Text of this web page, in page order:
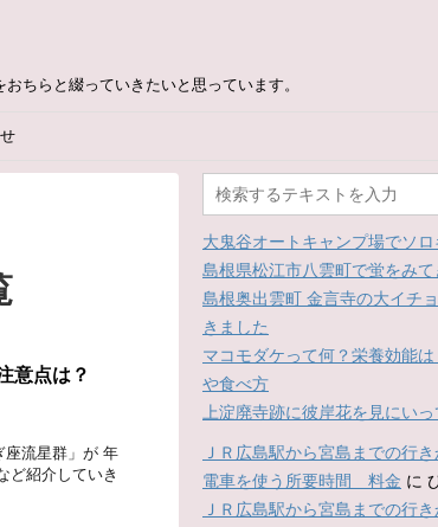
ちらと綴っていきたいと思っています。
意点は？
座流星群」が 年
ど紹介していき
大鬼谷オートキャンプ場でソ
島根県松江市八雲町で蛍をみて
島根奥出雲町 金言寺の大イチ
きました
マコモダケって何？栄養効能
や食べ方
上淀廃寺跡に彼岸花を見にい
ＪＲ広島駅から宮島までの行
電車を使う所要時間 料金 に
ＪＲ広島駅から宮島までの行